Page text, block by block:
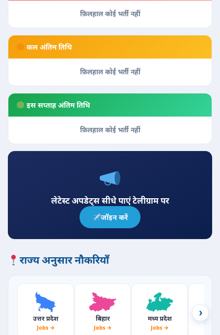
फ़िलहाल कोई भर्ती नहीं
कल अंतिम तिथि
फ़िलहाल कोई भर्ती नहीं
इस सप्ताह अंतिम तिथि
फ़िलहाल कोई भर्ती नहीं
लेटेस्ट अपडेट्स सीधे पाएं टेलीग्राम पर
जॉइन करें
राज्य अनुसार नौकरियाँ
उत्तर प्रदेश
Jobs →
बिहार
Jobs →
मध्य प्रदेश
Jobs →
›